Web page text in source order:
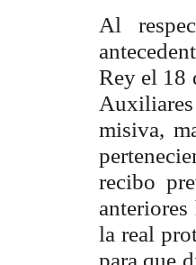
Al
Rey el 18
misiva,
recibo
anteriores
la real
para que